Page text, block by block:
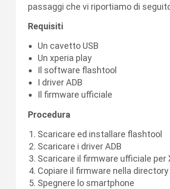
passaggi che vi riportiamo di
Requisiti
Un cavetto USB
Un xperia play
Il software flashtool
I driver ADB
Il firmware ufficiale
Procedura
Scaricare ed installare flashtool
Scaricare i driver ADB
Scaricare il firmware ufficiale per
Copiare il firmware nella
Spegnere lo smartphone